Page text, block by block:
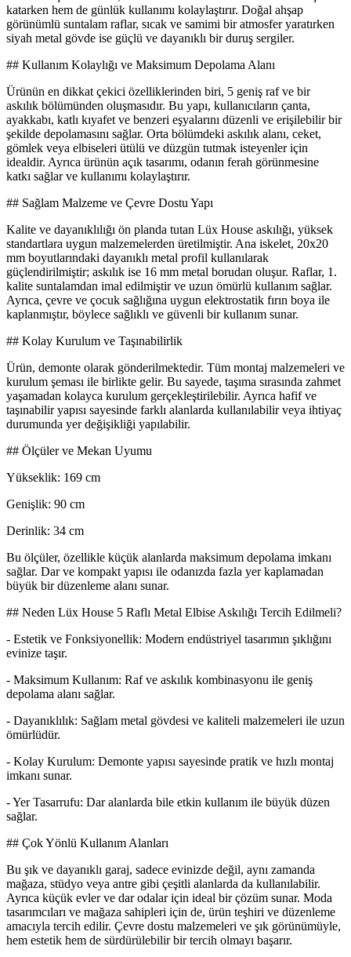
katarken hem de günlük kullanımı kolaylaştırır. Doğal ahşap
görünümlü suntalam raflar, sıcak ve samimi bir atmosfer yaratırken
siyah metal gövde ise güçlü ve dayanıklı bir duruş sergiler.
## Kullanım Kolaylığı ve Maksimum Depolama Alanı
Ürünün en dikkat çekici özelliklerinden biri, 5 geniş raf ve bir
askılık bölümünden oluşmasıdır. Bu yapı, kullanıcıların çanta,
ayakkabı, katlı kıyafet ve benzeri eşyalarını düzenli ve erişilebilir bir
şekilde depolamasını sağlar. Orta bölümdeki askılık alanı, ceket,
gömlek veya elbiseleri ütülü ve düzgün tutmak isteyenler için
idealdir. Ayrıca ürünün açık tasarımı, odanın ferah görünmesine
katkı sağlar ve kullanımı kolaylaştırır.
## Sağlam Malzeme ve Çevre Dostu Yapı
Kalite ve dayanıklılığı ön planda tutan Lüx House askılığı, yüksek
standartlara uygun malzemelerden üretilmiştir. Ana iskelet, 20x20
mm boyutlarındaki dayanıklı metal profil kullanılarak
güçlendirilmiştir; askılık ise 16 mm metal borudan oluşur. Raflar, 1.
kalite suntalamdan imal edilmiştir ve uzun ömürlü kullanım sağlar.
Ayrıca, çevre ve çocuk sağlığına uygun elektrostatik fırın boya ile
kaplanmıştır, böylece sağlıklı ve güvenli bir kullanım sunar.
## Kolay Kurulum ve Taşınabilirlik
Ürün, demonte olarak gönderilmektedir. Tüm montaj malzemeleri ve
kurulum şeması ile birlikte gelir. Bu sayede, taşıma sırasında zahmet
yaşamadan kolayca kurulum gerçekleştirilebilir. Ayrıca hafif ve
taşınabilir yapısı sayesinde farklı alanlarda kullanılabilir veya ihtiyaç
durumunda yer değişikliği yapılabilir.
## Ölçüler ve Mekan Uyumu
Yükseklik: 169 cm
Genişlik: 90 cm
Derinlik: 34 cm
Bu ölçüler, özellikle küçük alanlarda maksimum depolama imkanı
sağlar. Dar ve kompakt yapısı ile odanızda fazla yer kaplamadan
büyük bir düzenleme alanı sunar.
## Neden Lüx House 5 Raflı Metal Elbise Askılığı Tercih Edilmeli?
- Estetik ve Fonksiyonellik: Modern endüstriyel tasarımın şıklığını
evinize taşır.
- Maksimum Kullanım: Raf ve askılık kombinasyonu ile geniş
depolama alanı sağlar.
- Dayanıklılık: Sağlam metal gövdesi ve kaliteli malzemeleri ile uzun
ömürlüdür.
- Kolay Kurulum: Demonte yapısı sayesinde pratik ve hızlı montaj
imkanı sunar.
- Yer Tasarrufu: Dar alanlarda bile etkin kullanım ile büyük düzen
sağlar.
## Çok Yönlü Kullanım Alanları
Bu şık ve dayanıklı garaj, sadece evinizde değil, aynı zamanda
mağaza, stüdyo veya antre gibi çeşitli alanlarda da kullanılabilir.
Ayrıca küçük evler ve dar odalar için ideal bir çözüm sunar. Moda
tasarımcıları ve mağaza sahipleri için de, ürün teşhiri ve düzenleme
amacıyla tercih edilir. Çevre dostu malzemeleri ve şık görünümüyle,
hem estetik hem de sürdürülebilir bir tercih olmayı başarır.